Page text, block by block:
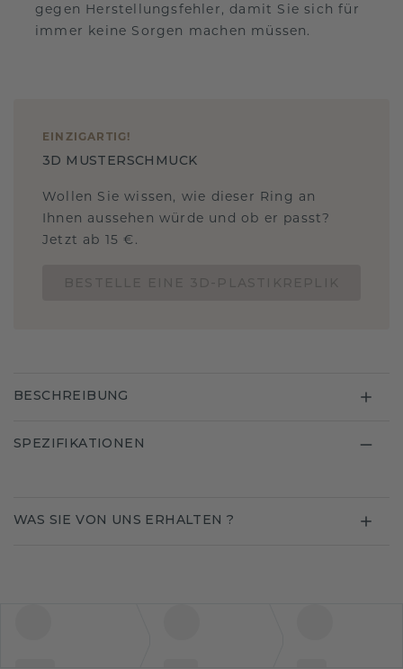
gegen Herstellungsfehler, damit Sie sich für
immer keine Sorgen machen müssen.
EINZIGARTIG !
3D MUSTERSCHMUCK
Wollen Sie wissen, wie dieser Ring an
Ihnen aussehen würde und ob er passt?
Jetzt ab 15 €.
BESCHREIBUNG
SPEZIFIKATIONEN
WAS SIE VON UNS ERHALTEN ?